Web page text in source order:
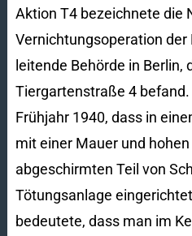
Aktion T4 bezeichnete die
Vernichtungsoperation der
leitende Behörde in Berlin,
Tiergartenstraße 4
Frühjahr 1940, dass in
mit einer Mauer und
abgeschirmten Teil von
Tötungsanlage
bedeutete, dass man im